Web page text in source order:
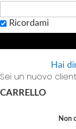
Ricordami
Hai
Sei un nuovo
CARRELLO
Non